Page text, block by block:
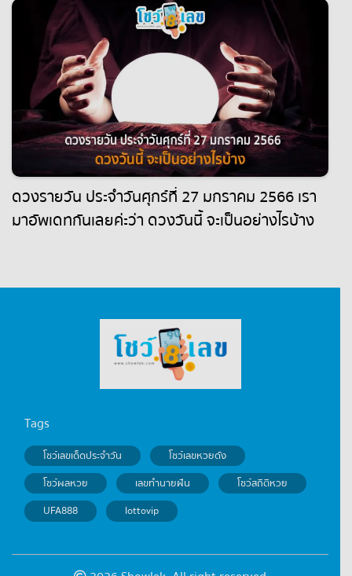
ดวงรายวัน ประจำวันศุกร์ที่ 27 มกราคม 2566 เรา
มาอัพเดทกันเลยค่ะว่า ดวงวันนี้ จะเป็นอย่างไรบ้าง
Tags
โชว์เลขเด็ดประจำวัน
โชว์เลขหวยดัง
โชว์ผลหวย
เลขทำนายฝัน
โชว์สถิติหวย
UFA888
lottovip